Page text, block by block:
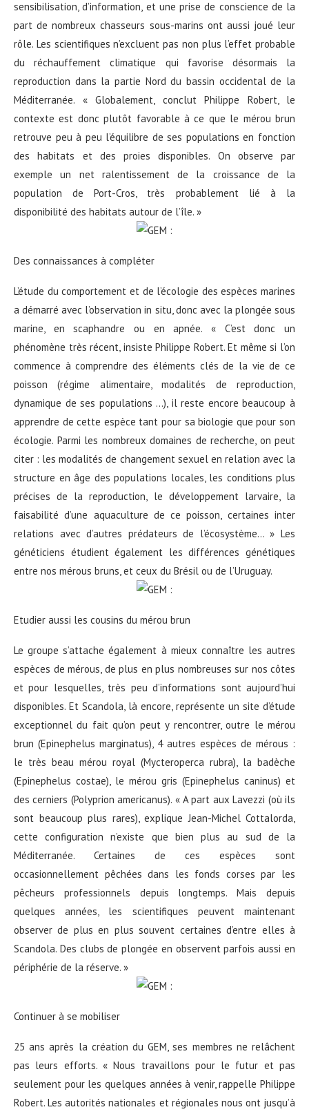
sensibilisation, d’information, et une prise de conscience de la
part de nombreux chasseurs sous-marins ont aussi joué leur
rôle. Les scientifiques n’excluent pas non plus l’effet probable
du réchauffement climatique qui favorise désormais la
reproduction dans la partie Nord du bassin occidental de la
Méditerranée. « Globalement, conclut Philippe Robert, le
contexte est donc plutôt favorable à ce que le mérou brun
retrouve peu à peu l’équilibre de ses populations en fonction
des habitats et des proies disponibles. On observe par
exemple un net ralentissement de la croissance de la
population de Port-Cros, très probablement lié à la
disponibilité des habitats autour de l’île. »
Des connaissances à compléter
L’étude du comportement et de l’écologie des espèces marines
a démarré avec l’observation in situ, donc avec la plongée sous
marine, en scaphandre ou en apnée. « C’est donc un
phénomène très récent, insiste Philippe Robert. Et même si l’on
commence à comprendre des éléments clés de la vie de ce
poisson (régime alimentaire, modalités de reproduction,
dynamique de ses populations …), il reste encore beaucoup à
apprendre de cette espèce tant pour sa biologie que pour son
écologie. Parmi les nombreux domaines de recherche, on peut
citer : les modalités de changement sexuel en relation avec la
structure en âge des populations locales, les conditions plus
précises de la reproduction, le développement larvaire, la
faisabilité d’une aquaculture de ce poisson, certaines inter
relations avec d’autres prédateurs de l’écosystème… » Les
généticiens étudient également les différences génétiques
entre nos mérous bruns, et ceux du Brésil ou de l’Uruguay.
Etudier aussi les cousins du mérou brun
Le groupe s’attache également à mieux connaître les autres
espèces de mérous, de plus en plus nombreuses sur nos côtes
et pour lesquelles, très peu d’informations sont aujourd’hui
disponibles. Et Scandola, là encore, représente un site d’étude
exceptionnel du fait qu’on peut y rencontrer, outre le mérou
brun (Epinephelus marginatus), 4 autres espèces de mérous :
le très beau mérou royal (Mycteroperca rubra), la badèche
(Epinephelus costae), le mérou gris (Epinephelus caninus) et
des cerniers (Polyprion americanus). « A part aux Lavezzi (où ils
sont beaucoup plus rares), explique Jean-Michel Cottalorda,
cette configuration n’existe que bien plus au sud de la
Méditerranée. Certaines de ces espèces sont
occasionnellement pêchées dans les fonds corses par les
pêcheurs professionnels depuis longtemps. Mais depuis
quelques années, les scientifiques peuvent maintenant
observer de plus en plus souvent certaines d’entre elles à
Scandola. Des clubs de plongée en observent parfois aussi en
périphérie de la réserve. »
Continuer à se mobiliser
25 ans après la création du GEM, ses membres ne relâchent
pas leurs efforts. « Nous travaillons pour le futur et pas
seulement pour les quelques années à venir, rappelle Philippe
Robert. Les autorités nationales et régionales nous ont jusqu’à